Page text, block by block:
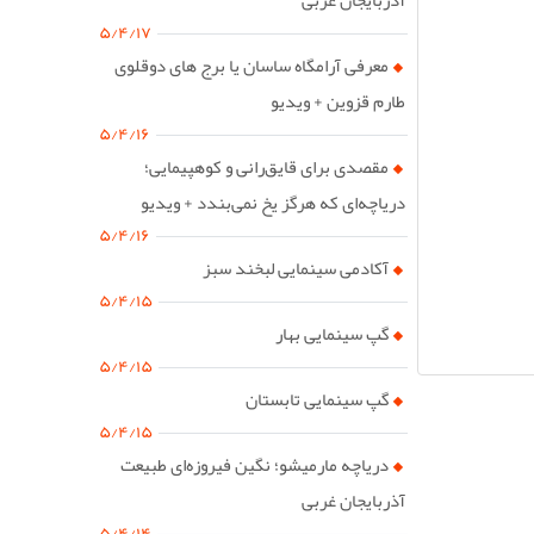
۵/۴/۱۷
معرفی آرامگاه ساسان یا برج های دوقلوی
طارم قزوین + ویدیو
۵/۴/۱۶
مقصدی برای قایق‌رانی و کوهپیمایی؛
دریاچه‌ای که هرگز یخ نمی‌بندد + ویدیو
۵/۴/۱۶
آکادمی سینمایی لبخند سبز
۵/۴/۱۵
گپ سینمایی بهار
۵/۴/۱۵
گپ سینمایی تابستان
۵/۴/۱۵
دریاچه مارمیشو؛ نگین فیروزه‌ای طبیعت
آذربایجان غربی